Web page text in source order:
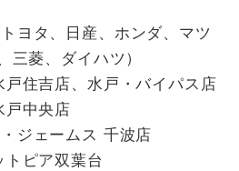
ヨタ、日産、ホンダ、マツ
三菱、ダイハツ）
住吉店、水戸・バイパス店
戸中央店
ジェームス 千波店
ピア双葉台